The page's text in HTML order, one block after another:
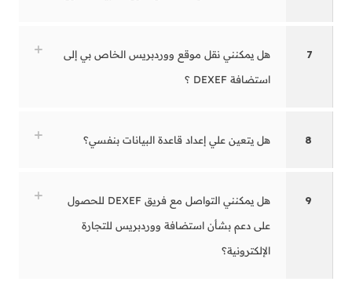
7
هل يمكنني نقل موقع ووردبريس الخاص بي إلى
استضافة DEXEF ؟
8 هل يتعين علي إعداد قاعدة البيانات بنفسي؟
9
هل يمكنني التواصل مع فريق DEXEF للحصول
على دعم بشأن استضافة ووردبريس للتجارة
الإلكترونية؟